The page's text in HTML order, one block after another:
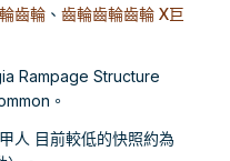
齒輪 、 齒輪齒輪齒輪 X巨
Rampage Structure
。
人 目前較低的快照約為